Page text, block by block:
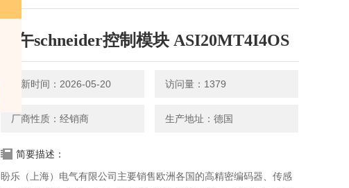
端午schneider控制模块 ASI20MT4I4OS
更新时间：2026-05-20 访问量：1379
厂商性质：经销商 生产地址：德国
简要描述：
盼乐（上海）电气有限公司主要销售欧洲各国的高精密编码器、传感